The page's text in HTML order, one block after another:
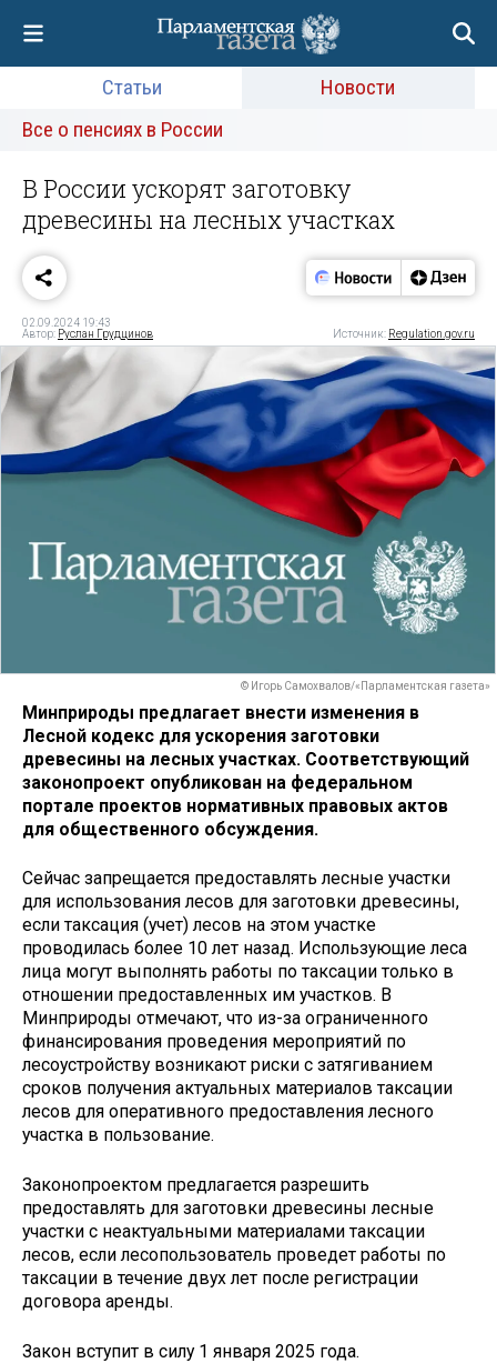
Статьи
Новости
Все о пенсиях в России
В России ускорят заготовку
древесины на лесных участках
02.09.2024 19:43
Автор: Руслан Грудцинов Источник: Regulation.gov.ru
© Игорь Самохвалов/«Парламентская газета»
Минприроды предлагает внести изменения в
Лесной кодекс для ускорения заготовки
древесины на лесных участках. Соответствующий
законопроект опубликован на федеральном
портале проектов нормативных правовых актов
для общественного обсуждения.
Сейчас запрещается предоставлять лесные участки
для использования лесов для заготовки древесины,
если таксация (учет) лесов на этом участке
проводилась более 10 лет назад. Использующие леса
лица могут выполнять работы по таксации только в
отношении предоставленных им участков. В
Минприроды отмечают, что из-за ограниченного
финансирования проведения мероприятий по
лесоустройству возникают риски с затягиванием
сроков получения актуальных материалов таксации
лесов для оперативного предоставления лесного
участка в пользование.
Законопроектом предлагается разрешить
предоставлять для заготовки древесины лесные
участки с неактуальными материалами таксации
лесов, если лесопользователь проведет работы по
таксации в течение двух лет после регистрации
договора аренды.
Закон вступит в силу 1 января 2025 года.